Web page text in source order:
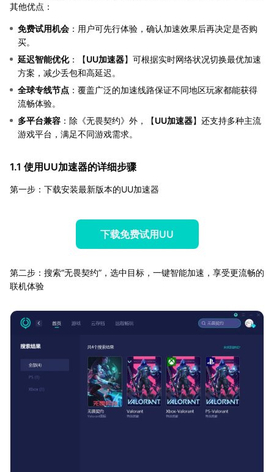
其他优点：
免费试用机会 ：用户可先行体验，确认加速效果后再决定是否购
买。
延迟智能优化：【UU加速器】可根据实时网络状况切换最优加速
方案，减少丢包和高延迟。
全球专线节点 ：覆盖广泛的加速线路保证不同地区玩家都能获得
流畅体验。
多平台兼容 ：除《无畏契约》外，【UU加速器】还支持多种主流
游戏平台，满足不同游戏需求。
1.1 使用UU加速器的详细步骤
第一步：下载安装最新版本的UU加速器
下载免费试用UU
第二步：搜索“无畏契约”，选中目标，一键智能加速，享受更流畅的
联机体验